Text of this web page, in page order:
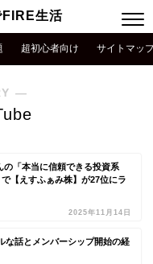
生活
超初心者向け サイトマッ
―
の「本当に信頼できる投資系
【えすふぁみ株】が27位にラ
2025年11月14日
な話とメンバーシップ開始の経